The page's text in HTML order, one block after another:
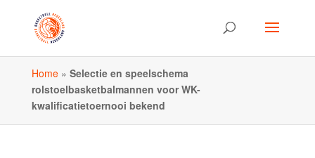
Home» Selectie en speelschema
rolstoelbasketbalmannen voor WK-
kwalificatietoernooi bekend